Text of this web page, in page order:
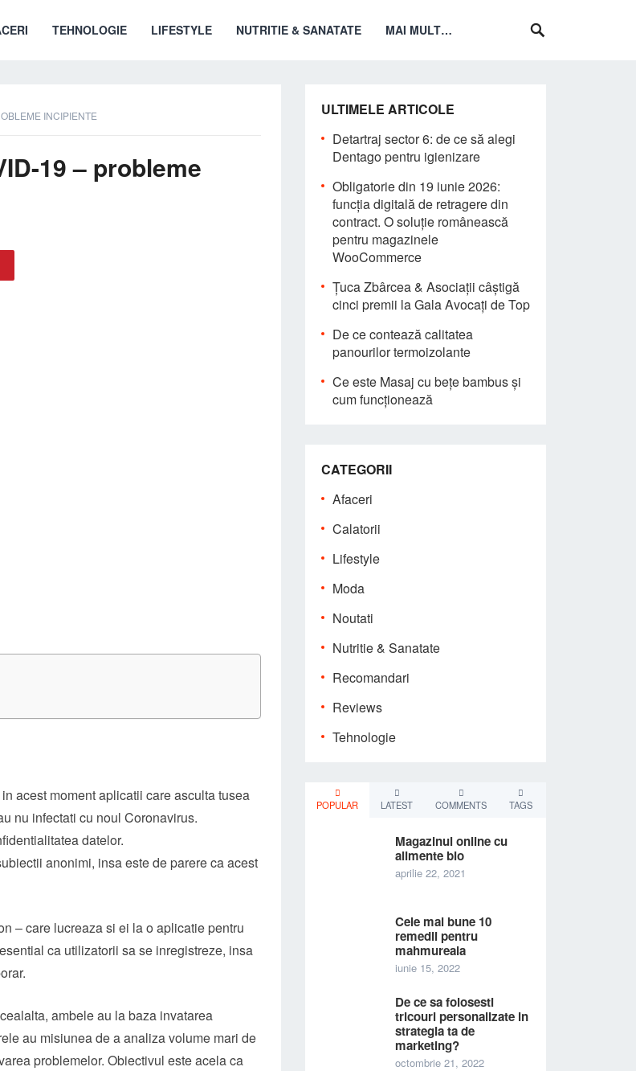
TEHNOLOGIE LIFESTYLE NUTRITIE & SANATATE MAI MULT…
INCIPIENTE
19 – probleme
acest moment aplicatii care asculta tusea
nu infectati cu noul Coronavirus.
datelor.
anonimi, insa este de parere ca acest
– care lucreaza si ei la o aplicatie pentru
ca utilizatorii sa se inregistreze, insa
ambele au la baza invatarea
au misiunea de a analiza volume mari de
problemelor. Obiectivul este acela ca
ULTIMELE ARTICOLE
Detartraj sector 6: de ce să alegi
Dentago pentru igienizare
Obligatorie din 19 iunie 2026:
funcția digitală de retragere din
contract. O soluție românească
pentru magazinele
WooCommerce
Țuca Zbârcea & Asociații câștigă
cinci premii la Gala Avocați de Top
De ce contează calitatea
panourilor termoizolante
Ce este Masaj cu bețe bambus și
cum funcționează
CATEGORII
Afaceri
Calatorii
Lifestyle
Moda
Noutati
Nutritie & Sanatate
Recomandari
Reviews
Tehnologie
POPULAR LATEST COMMENTS TAGS
Magazinul online cu
alimente bio
aprilie 22, 2021
Cele mai bune 10
remedii pentru
mahmureala
iunie 15, 2022
De ce sa folosesti
tricouri personalizate in
strategia ta de
marketing?
octombrie 21, 2022